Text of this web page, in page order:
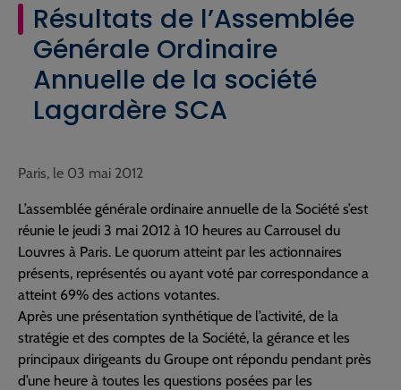
Résultats de l’Assemblée
Générale Ordinaire
Annuelle de la société
Lagardère SCA
Paris, le 03 mai 2012
L’assemblée générale ordinaire annuelle de la Société s’est
réunie le jeudi 3 mai 2012 à 10 heures au Carrousel du
Louvres à Paris. Le quorum atteint par les actionnaires
présents, représentés ou ayant voté par correspondance a
atteint 69% des actions votantes.
Après une présentation synthétique de l’activité, de la
stratégie et des comptes de la Société, la gérance et les
principaux dirigeants du Groupe ont répondu pendant près
d’une heure à toutes les questions posées par les